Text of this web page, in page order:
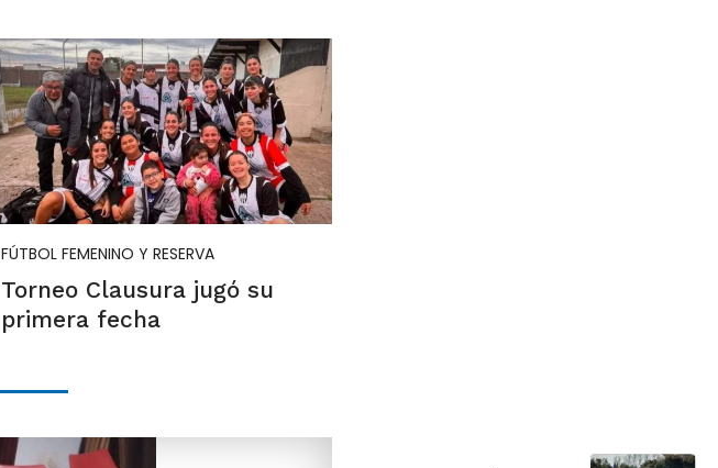
FÚTBOL FEMENINO Y RESERVA
Torneo Clausura jugó su
primera fecha